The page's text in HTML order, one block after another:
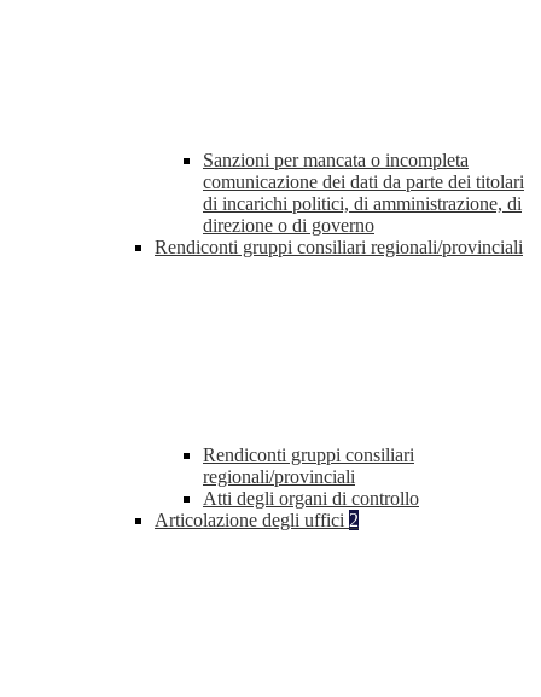
Sanzioni per mancata o incompleta
comunicazione dei dati da parte dei titolari
di incarichi politici, di amministrazione, di
direzione o di governo
Rendiconti gruppi consiliari regionali/provinciali
Rendiconti gruppi consiliari
regionali/provinciali
Atti degli organi di controllo
Articolazione degli uffici 2